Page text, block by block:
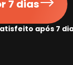
7 dias
após 7